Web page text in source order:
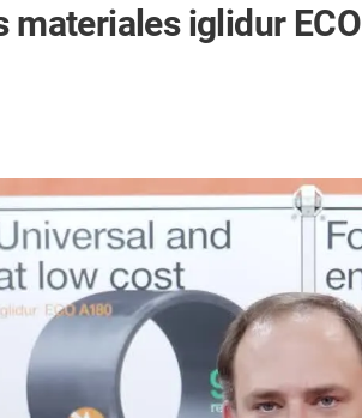
materiales iglidur ECO